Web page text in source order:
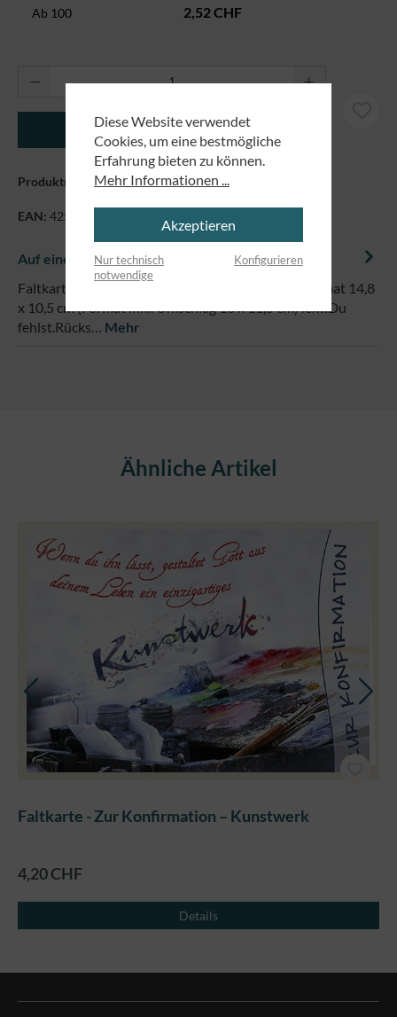
Ab 100 2,52 CHF
Produkt Anzahl: Gib den gewünschten
In den Warenkorb
Produktnummer:89829711
EAN: 4250479865174
Auf einem Blick
Faltkarte mit farbigem Umschlag und Hülle, im Format 14,8
x 10,5 cm (Format inkl. Umschlag 16 x 11,5 cm)Text:Du
fehlst.Rücks… Mehr
Produktgalerie überspringenÄhnliche Artikel
Faltkarte - Zur Konfirmation – Kunstwerk
4,20 CHF
Details
Diese Website verwendet
Cookies, um eine bestmögliche
Erfahrung bieten zu können.
Mehr Informationen ...
Akzeptieren
Nur technisch
notwendige
Konfigurieren